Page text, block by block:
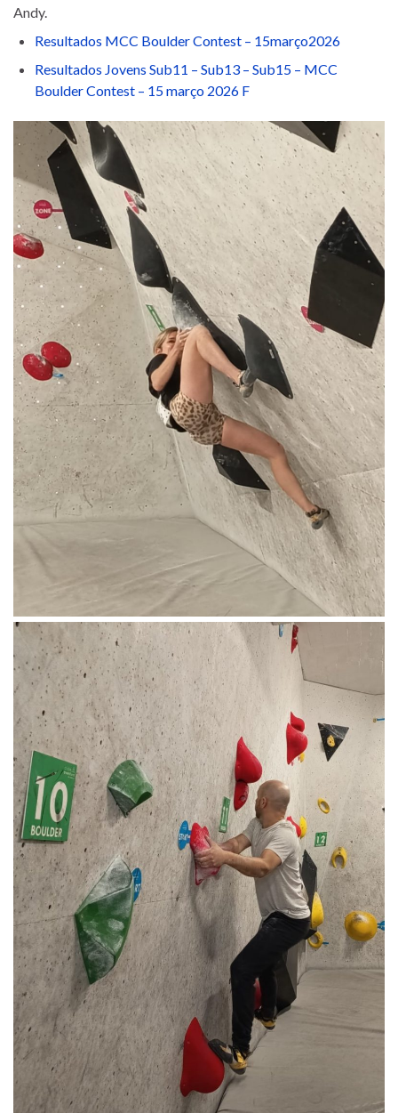
Andy.
Resultados MCC Boulder Contest – 15março2026
Resultados Jovens Sub11 – Sub13 – Sub15 – MCC
Boulder Contest – 15 março 2026 F